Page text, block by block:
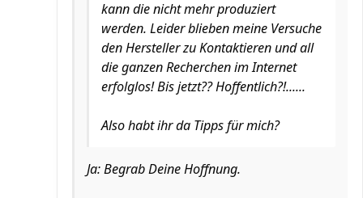
kann die nicht mehr produziert
werden. Leider blieben meine Versuche
den Hersteller zu Kontaktieren und all
die ganzen Recherchen im Internet
erfolglos! Bis jetzt?? Hoffentlich?!......
Also habt ihr da Tipps für mich?
Ja: Begrab Deine Hoffnung.